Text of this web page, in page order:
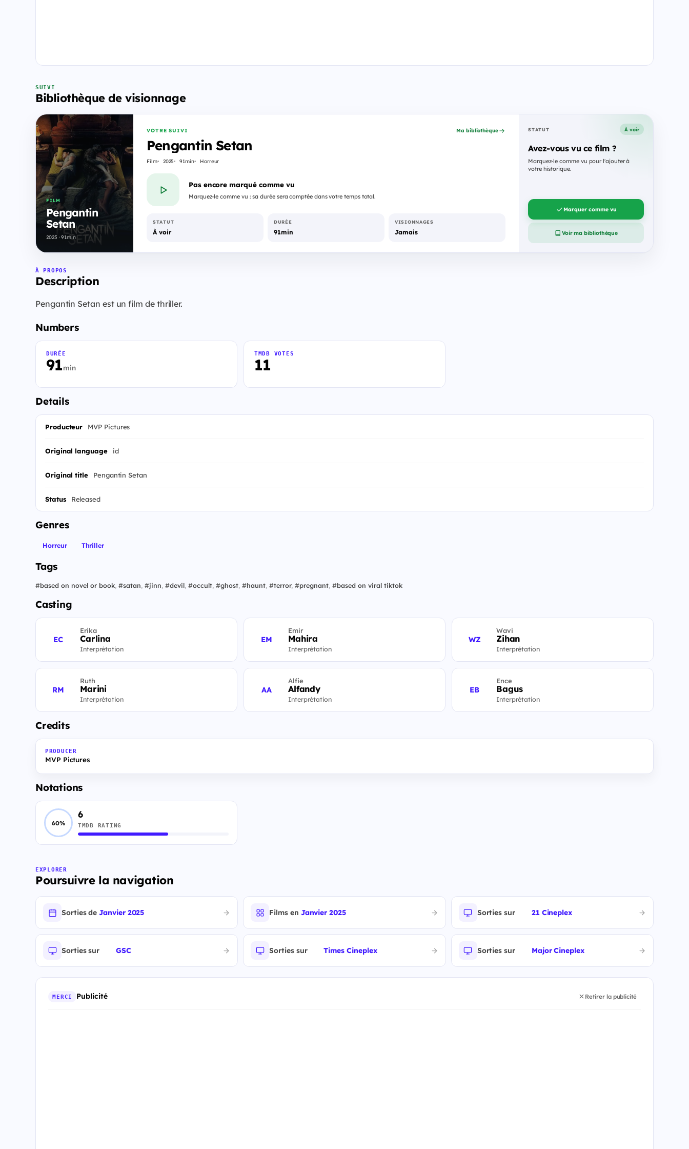
SUIVI
Bibliothèque de visionnage
FILM
Pengantin
Setan
2025 · 91min
VOTRE SUIVI
Pengantin Setan
Film 2025 91min Horreur
Ma bibliothèque
Pas encore marqué comme vu
Marquez-le comme vu : sa durée sera comptée dans votre temps total.
STATUT
À voir
DURÉE
91min
VISIONNAGES
Jamais
STATUT À voir
Avez-vous vu ce film ?
Marquez-le comme vu pour l'ajouter à
votre historique.
Marquer comme vu
Voir ma bibliothèque
À PROPOS
Description
Pengantin Setan est un film de thriller.
Numbers
91min
DURÉE
11
TMDB VOTES
Details
Producteur MVP Pictures
Original language id
Original title Pengantin Setan
Status Released
Genres
Horreur Thriller
Tags
#based on novel or book, #satan, #jinn, #devil, #occult, #ghost, #haunt, #terror, #pregnant, #based on viral tiktok
Casting
EC
Erika
Carlina
Interprétation
EM
Emir
Mahira
Interprétation
WZ
Wavi
Zihan
Interprétation
RM
Ruth
Marini
Interprétation
AA
Alfie
Alfandy
Interprétation
EB
Ence
Bagus
Interprétation
Credits
PRODUCER
MVP Pictures
Notations
60%
6
TMDB RATING
EXPLORER
Poursuivre la navigation
Sorties deJanvier 2025 Films en Janvier 2025 Sorties sur 21 Cineplex
Sorties sur GSC Sorties sur Times Cineplex Sorties sur Major Cineplex
MERCI Publicité Retirer la publicité